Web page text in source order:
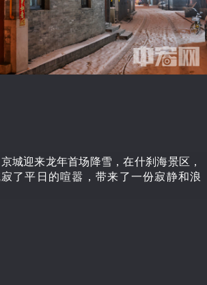
城迎来龙年首场降雪，在什刹海景区，
了平日的喧嚣，带来了一份寂静和浪